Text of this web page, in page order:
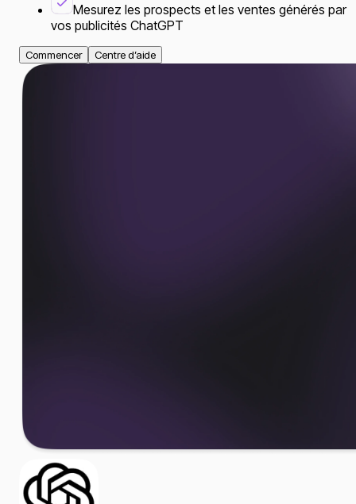
Mesurez les prospects et les ventes générés par
vos publicités ChatGPT
Commencer Centre d’aide